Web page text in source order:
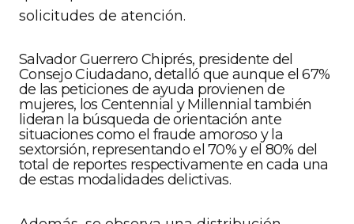
solicitudes de atención.
Salvador Guerrero Chiprés, presidente del
Consejo Ciudadano, detalló que aunque el 67%
de las peticiones de ayuda provienen de
mujeres, los Centennial y Millennial también
lideran la búsqueda de orientación ante
situaciones como el fraude amoroso y la
sextorsión, representando el 70% y el 80% del
total de reportes respectivamente en cada una
de estas modalidades delictivas.